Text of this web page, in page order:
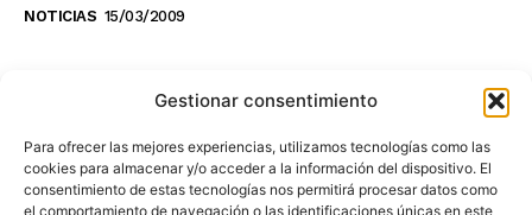
Gestionar consentimiento
Para ofrecer las mejores experiencias, utilizamos tecnologías como las
cookies para almacenar y/o acceder a la información del dispositivo. El
consentimiento de estas tecnologías nos permitirá procesar datos como
el comportamiento de navegación o las identificaciones únicas en este
NOTICIAS 15/03/2009
NO TE PIERDAS LO ÚLTIMO DEL CANAL
Haz clic en «Estoy de acuerdo» para